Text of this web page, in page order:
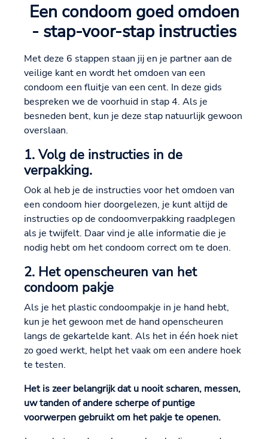
Een condoom goed omdoen
- stap-voor-stap instructies
Met deze 6 stappen staan jij en je partner aan de
veilige kant en wordt het omdoen van een
condoom een fluitje van een cent. In deze gids
bespreken we de voorhuid in stap 4. Als je
besneden bent, kun je deze stap natuurlijk gewoon
overslaan.
1. Volg de instructies in de
verpakking.
Ook al heb je de instructies voor het omdoen van
een condoom hier doorgelezen, je kunt altijd de
instructies op de condoomverpakking raadplegen
als je twijfelt. Daar vind je alle informatie die je
nodig hebt om het condoom correct om te doen.
2. Het openscheuren van het
condoom pakje
Als je het plastic condoompakje in je hand hebt,
kun je het gewoon met de hand openscheuren
langs de gekartelde kant. Als het in één hoek niet
zo goed werkt, helpt het vaak om een andere hoek
te testen.
Het is zeer belangrijk dat u nooit scharen, messen,
uw tanden of andere scherpe of puntige
voorwerpen gebruikt om het pakje te openen.